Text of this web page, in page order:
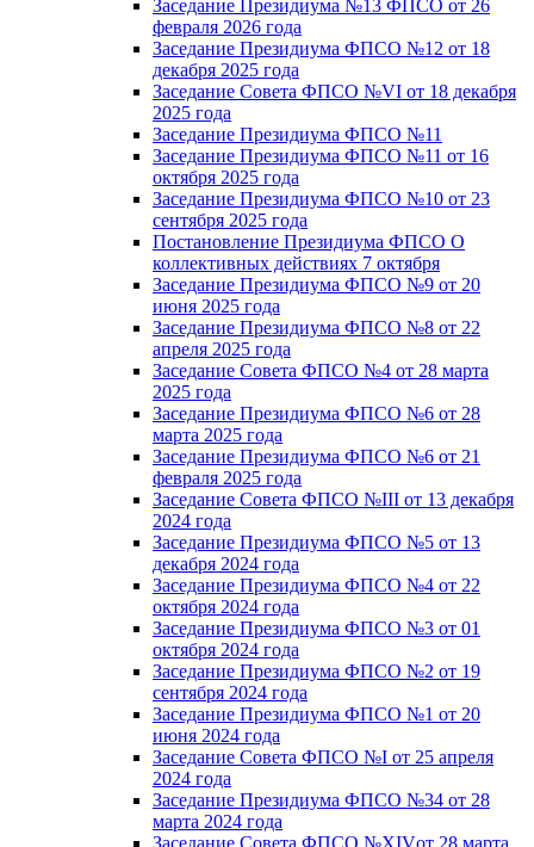
Заседание Президиума №13 ФПСО от 26
февраля 2026 года
Заседание Президиума ФПСО №12 от 18
декабря 2025 года
Заседание Совета ФПСО №VI от 18 декабря
2025 года
Заседание Президиума ФПСО №11
Заседание Президиума ФПСО №11 от 16
октября 2025 года
Заседание Президиума ФПСО №10 от 23
сентября 2025 года
Постановление Президиума ФПСО О
коллективных действиях 7 октября
Заседание Президиума ФПСО №9 от 20
июня 2025 года
Заседание Президиума ФПСО №8 от 22
апреля 2025 года
Заседание Совета ФПСО №4 от 28 марта
2025 года
Заседание Президиума ФПСО №6 от 28
марта 2025 года
Заседание Президиума ФПСО №6 от 21
февраля 2025 года
Заседание Совета ФПСО №III от 13 декабря
2024 года
Заседание Президиума ФПСО №5 от 13
декабря 2024 года
Заседание Президиума ФПСО №4 от 22
октября 2024 года
Заседание Президиума ФПСО №3 от 01
октября 2024 года
Заседание Президиума ФПСО №2 от 19
сентября 2024 года
Заседание Президиума ФПСО №1 от 20
июня 2024 года
Заседание Совета ФПСО №I от 25 апреля
2024 года
Заседание Президиума ФПСО №34 от 28
марта 2024 года
Заседание Совета ФПСО №XIVот 28 марта